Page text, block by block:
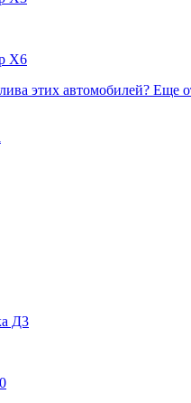
Х6
этих автомобилей? Еще
Д3